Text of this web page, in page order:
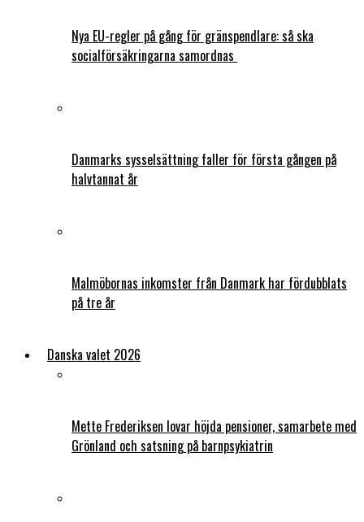
Nya EU-regler på gång för gränspendlare: så ska
socialförsäkringarna samordnas
Danmarks sysselsättning faller för första gången på
halvtannat år
Malmöbornas inkomster från Danmark har fördubblats
på tre år
Danska valet 2026
Mette Frederiksen lovar höjda pensioner, samarbete med
Grönland och satsning på barnpsykiatrin